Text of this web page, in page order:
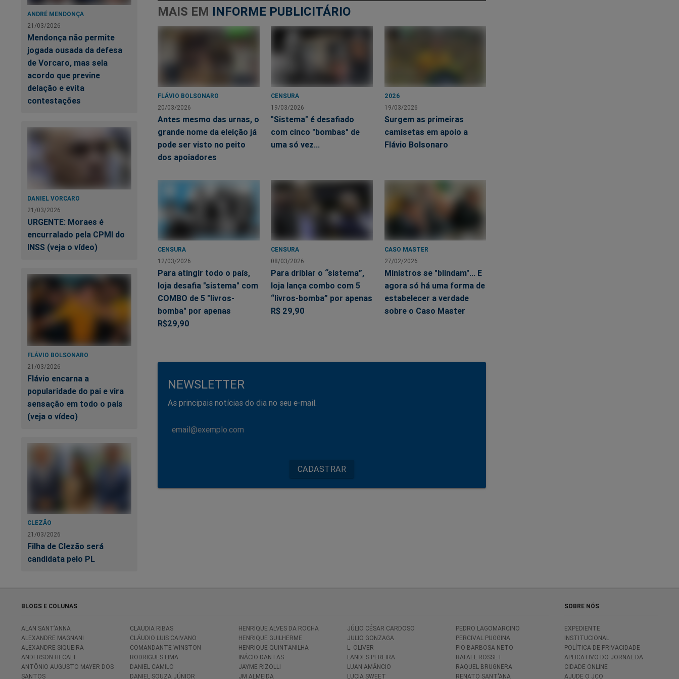
ANDRÉ MENDONÇA
21/03/2026
Mendonça não permite
jogada ousada da defesa
de Vorcaro, mas sela
acordo que previne
delação e evita
contestações
DANIEL VORCARO
21/03/2026
URGENTE: Moraes é
encurralado pela CPMI do
INSS (veja o vídeo)
FLÁVIO BOLSONARO
21/03/2026
Flávio encarna a
popularidade do pai e vira
sensação em todo o país
(veja o vídeo)
CLEZÃO
21/03/2026
Filha de Clezão será
candidata pelo PL
Como comprar bilhetes oficiais do Brasil?
Escolha cinco números principais e um número adicional.
Pressione o botãode jogarna parte inferior da tela
Pronto, sua compra já está confirmada!
físicos em seu nome em pontos de venda de loteria licenciados.
Esses bilhetes são então digitalizados no sistema online da
, para que os
jogadores possam ver os bilhetes diretamente na sua conta. Quando um bilhete tem os
números ganhadores, o jogador é notificado imediatamente através de email e mensagem de
texto (SMS).
Se você ganhar prêmios inferiores a 600 dólares, o dinheiro será depositado diretamente na
sua conta bancária. Mas se for um felizardo e ganhar o jackpot da
arcará com todas as despesas da sua viagem para receber o prêmio pessoalmente, e você
não terá que se preocupar com nada!
Ao ganhar, você poderá desfrutar de seus prêmios na íntegra, 100% sem comissões!
Mas é seguro e legal?
Sim e sim!
MAIS EM INFORME PUBLICITÁRIO
FLÁVIO BOLSONARO
20/03/2026
Antes mesmo das urnas, o
grande nome da eleição já
pode ser visto no peito
dos apoiadores
CENSURA
19/03/2026
"Sistema" é desafiado
com cinco "bombas" de
uma só vez...
2026
19/03/2026
Surgem as primeiras
camisetas em apoio a
Flávio Bolsonaro
CENSURA
12/03/2026
Para atingir todo o país,
loja desafia "sistema" com
COMBO de 5 "livros-
bomba" por apenas
R$29,90
CENSURA
08/03/2026
Para driblar o “sistema”,
loja lança combo com 5
“livros-bomba” por apenas
R$ 29,90
CASO MASTER
27/02/2026
Ministros se "blindam"... E
agora só há uma forma de
estabelecer a verdade
sobre o Caso Master
NEWSLETTER
As principais notícias do dia no seu e-mail.
BLOGS E COLUNAS
ALAN SANT’ANNA
ALEXANDRE MAGNANI
ALEXANDRE SIQUEIRA
ANDERSON HECALT
ANTÔNIO AUGUSTO MAYER DOS
SANTOS
CLAUDIA RIBAS
CLÁUDIO LUIS CAIVANO
COMANDANTE WINSTON
RODRIGUES LIMA
DANIEL CAMILO
DANIEL SOUZA JÚNIOR
HENRIQUE ALVES DA ROCHA
HENRIQUE GUILHERME
HENRIQUE QUINTANILHA
INÁCIO DANTAS
JAYME RIZOLLI
JM ALMEIDA
JÚLIO CÉSAR CARDOSO
JULIO GONZAGA
L. OLIVER
LANDES PEREIRA
LUAN AMÂNCIO
LUCIA SWEET
PEDRO LAGOMARCINO
PERCIVAL PUGGINA
PIO BARBOSA NETO
RAFAEL ROSSET
RAQUEL BRUGNERA
RENATO SANT'ANA
SOBRE NÓS
EXPEDIENTE
INSTITUCIONAL
POLÍTICA DE PRIVACIDADE
APLICATIVO DO JORNAL DA
CIDADE ONLINE
AJUDE O JCO